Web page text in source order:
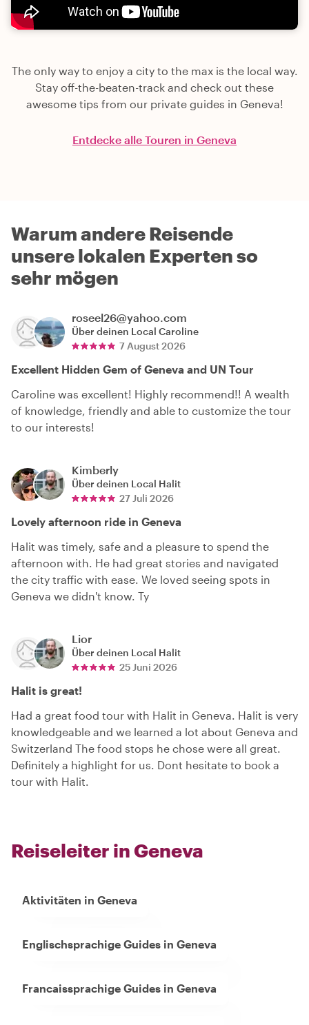
The only way to enjoy a city to the max is the local way.
Stay off-the-beaten-track and check out these
awesome tips from our private guides in Geneva!
Entdecke alle Touren in Geneva
Warum andere Reisende
unsere lokalen Experten so
sehr mögen
roseel26@yahoo.com
Über deinen Local Caroline
7 August 2026
Excellent Hidden Gem of Geneva and UN Tour
Caroline was excellent! Highly recommend!! A wealth
of knowledge, friendly and able to customize the tour
to our interests!
Kimberly
Über deinen Local Halit
27 Juli 2026
Lovely afternoon ride in Geneva
Halit was timely, safe and a pleasure to spend the
afternoon with. He had great stories and navigated
the city traffic with ease. We loved seeing spots in
Geneva we didn't know. Ty
Lior
Über deinen Local Halit
25 Juni 2026
Halit is great!
Had a great food tour with Halit in Geneva. Halit is very
knowledgeable and we learned a lot about Geneva and
Switzerland The food stops he chose were all great.
Definitely a highlight for us. Dont hesitate to book a
tour with Halit.
Reiseleiter in Geneva
Aktivitäten in Geneva
Englischsprachige Guides in Geneva
Francaissprachige Guides in Geneva